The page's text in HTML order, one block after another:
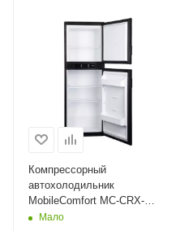
Компрессорный
автохолодильник
MobileComfort MC-CRX-
170(12/24/220V)
Мало